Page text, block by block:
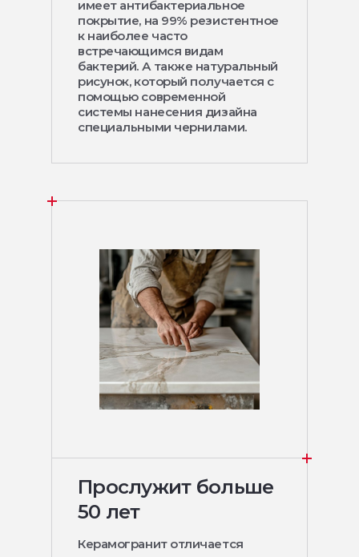
имеет антибактериальное
покрытие, на 99% резистентное
к наиболее часто
встречающимся видам
бактерий. А также натуральный
рисунок, который получается с
помощью современной
системы нанесения дизайна
специальными чернилами.
Прослужит больше
50 лет
Керамогранит отличается